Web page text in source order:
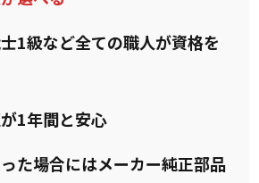
1級など全ての職人が資格を
1年間と安心
た場合にはメーカー純正部品